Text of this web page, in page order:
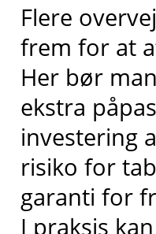
Flere
frem for at
Her bør
ekstra
investering
risiko for
garanti for
I praksis